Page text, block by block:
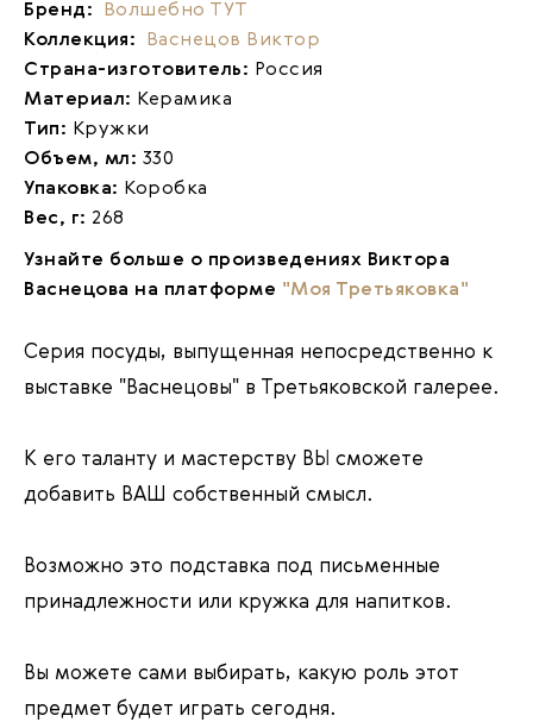
Бренд: Волшебно ТУТ
Коллекция: Васнецов Виктор
Страна-изготовитель: Россия
Материал: Керамика
Тип: Кружки
Объем, мл: 330
Упаковка: Коробка
Вес, г: 268
Узнайте больше о произведениях Виктора
Васнецова на платформе "Моя Третьяковка"
Серия посуды, выпущенная непосредственно к
выставке "Васнецовы" в Третьяковской галерее.
К его таланту и мастерству ВЫ сможете
добавить ВАШ собственный смысл.
Возможно это подставка под письменные
принадлежности или кружка для напитков.
Вы можете сами выбирать, какую роль этот
предмет будет играть сегодня.